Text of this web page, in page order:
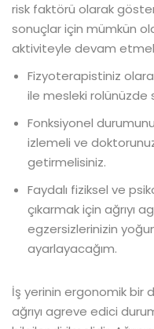
risk faktörü olarak
sonuçlar için mümkün
aktiviteyle devam
Fizyoterapistiniz
ile mesleki
Fonksiyonel
izlemeli ve
getirmelisiniz.
Faydalı fiziksel ve
çıkarmak için ağrıyı
egzersizlerinizin
ayarlayacağım.
İş yerinin ergonomik bir
ağrıyı agreve edici